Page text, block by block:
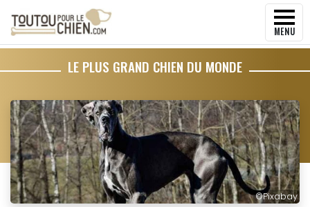
MENU
LE PLUS GRAND CHIEN DU MONDE
©Pixabay